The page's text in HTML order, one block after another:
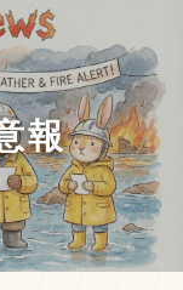
報